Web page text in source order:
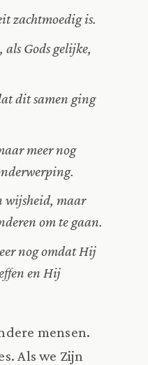
zachtmoedig is.
Gods gelijke,
dit samen ging
meer nog
wijsheid, maar
om te gaan.
nog omdat Hij
en Hij
mensen.
Als we Zijn